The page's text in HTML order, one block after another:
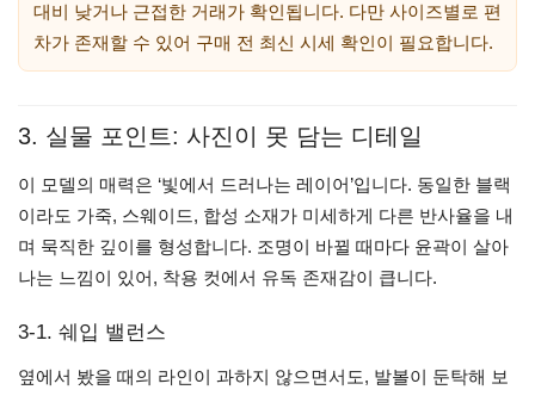
대비 낮거나 근접한 거래가 확인됩니다. 다만 사이즈별로 편
차가 존재할 수 있어 구매 전 최신 시세 확인이 필요합니다.
3. 실물 포인트: 사진이 못 담는 디테일
이 모델의 매력은 ‘빛에서 드러나는 레이어’입니다. 동일한 블랙
이라도 가죽, 스웨이드, 합성 소재가 미세하게 다른 반사율을 내
며 묵직한 깊이를 형성합니다. 조명이 바뀔 때마다 윤곽이 살아
나는 느낌이 있어, 착용 컷에서 유독 존재감이 큽니다.
3-1. 쉐입 밸런스
옆에서 봤을 때의 라인이 과하지 않으면서도, 발볼이 둔탁해 보